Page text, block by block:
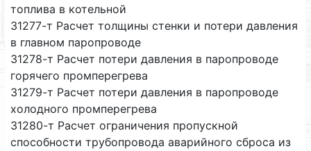
топлива в котельной
31277-т Расчет толщины стенки и потери давления
в главном паропроводе
31278-т Расчет потери давления в паропроводе
горячего промперегрева
31279-т Расчет потери давления в паропроводе
холодного промперегрева
31280-т Расчет ограничения пропускной
способности трубопровода аварийного сброса из